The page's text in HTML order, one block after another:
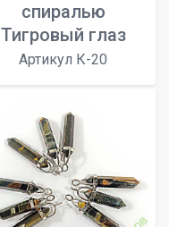
спиралью
Тигровый глаз
Артикул К-20